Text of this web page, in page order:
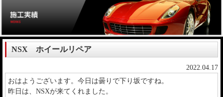
NSX ホイールリペア
2022.04.17
おはようございます。今日は曇りで下り坂ですね。
昨日は、NSXが来てくれました。